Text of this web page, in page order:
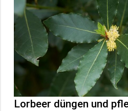
Lorbeer düngen und